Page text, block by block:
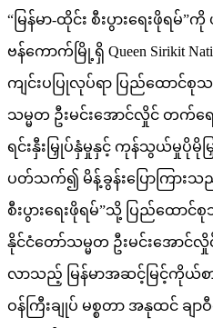
“မြန်မာ-ထိုင်း စီးပွားရေးဖိုရမ်
ဗန်ကောက်မြို့ရှိ Queen Sirikit
ကျင်းပပြုလုပ်ရာ ပြည်ထောင်စုသ
သမ္မတ ဦးမင်းအောင်လှိုင် တက်ရော
ရင်းနှီးမြှုပ်နှံမှုနှင့် ကုန်သွယ်မှုပိုမိုမ
ပတ်သက်၍ မိန့်ခွန်းပြောကြားသ
စီးပွားရေးဖိုရမ်”သို့ ပြည်ထောင်စု
နိုင်ငံတော်သမ္မတ ဦးမင်းအော
လာသည့် မြန်မာအဆင့်မြင့်ကိုယ်စာ
ဝန်ကြီးချုပ် မစ္စတာ အနုထင် ချ